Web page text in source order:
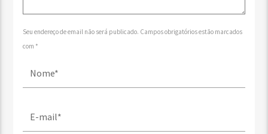
Seu endereço de email não será publicado. Campos obrigatórios estão marcados
com *